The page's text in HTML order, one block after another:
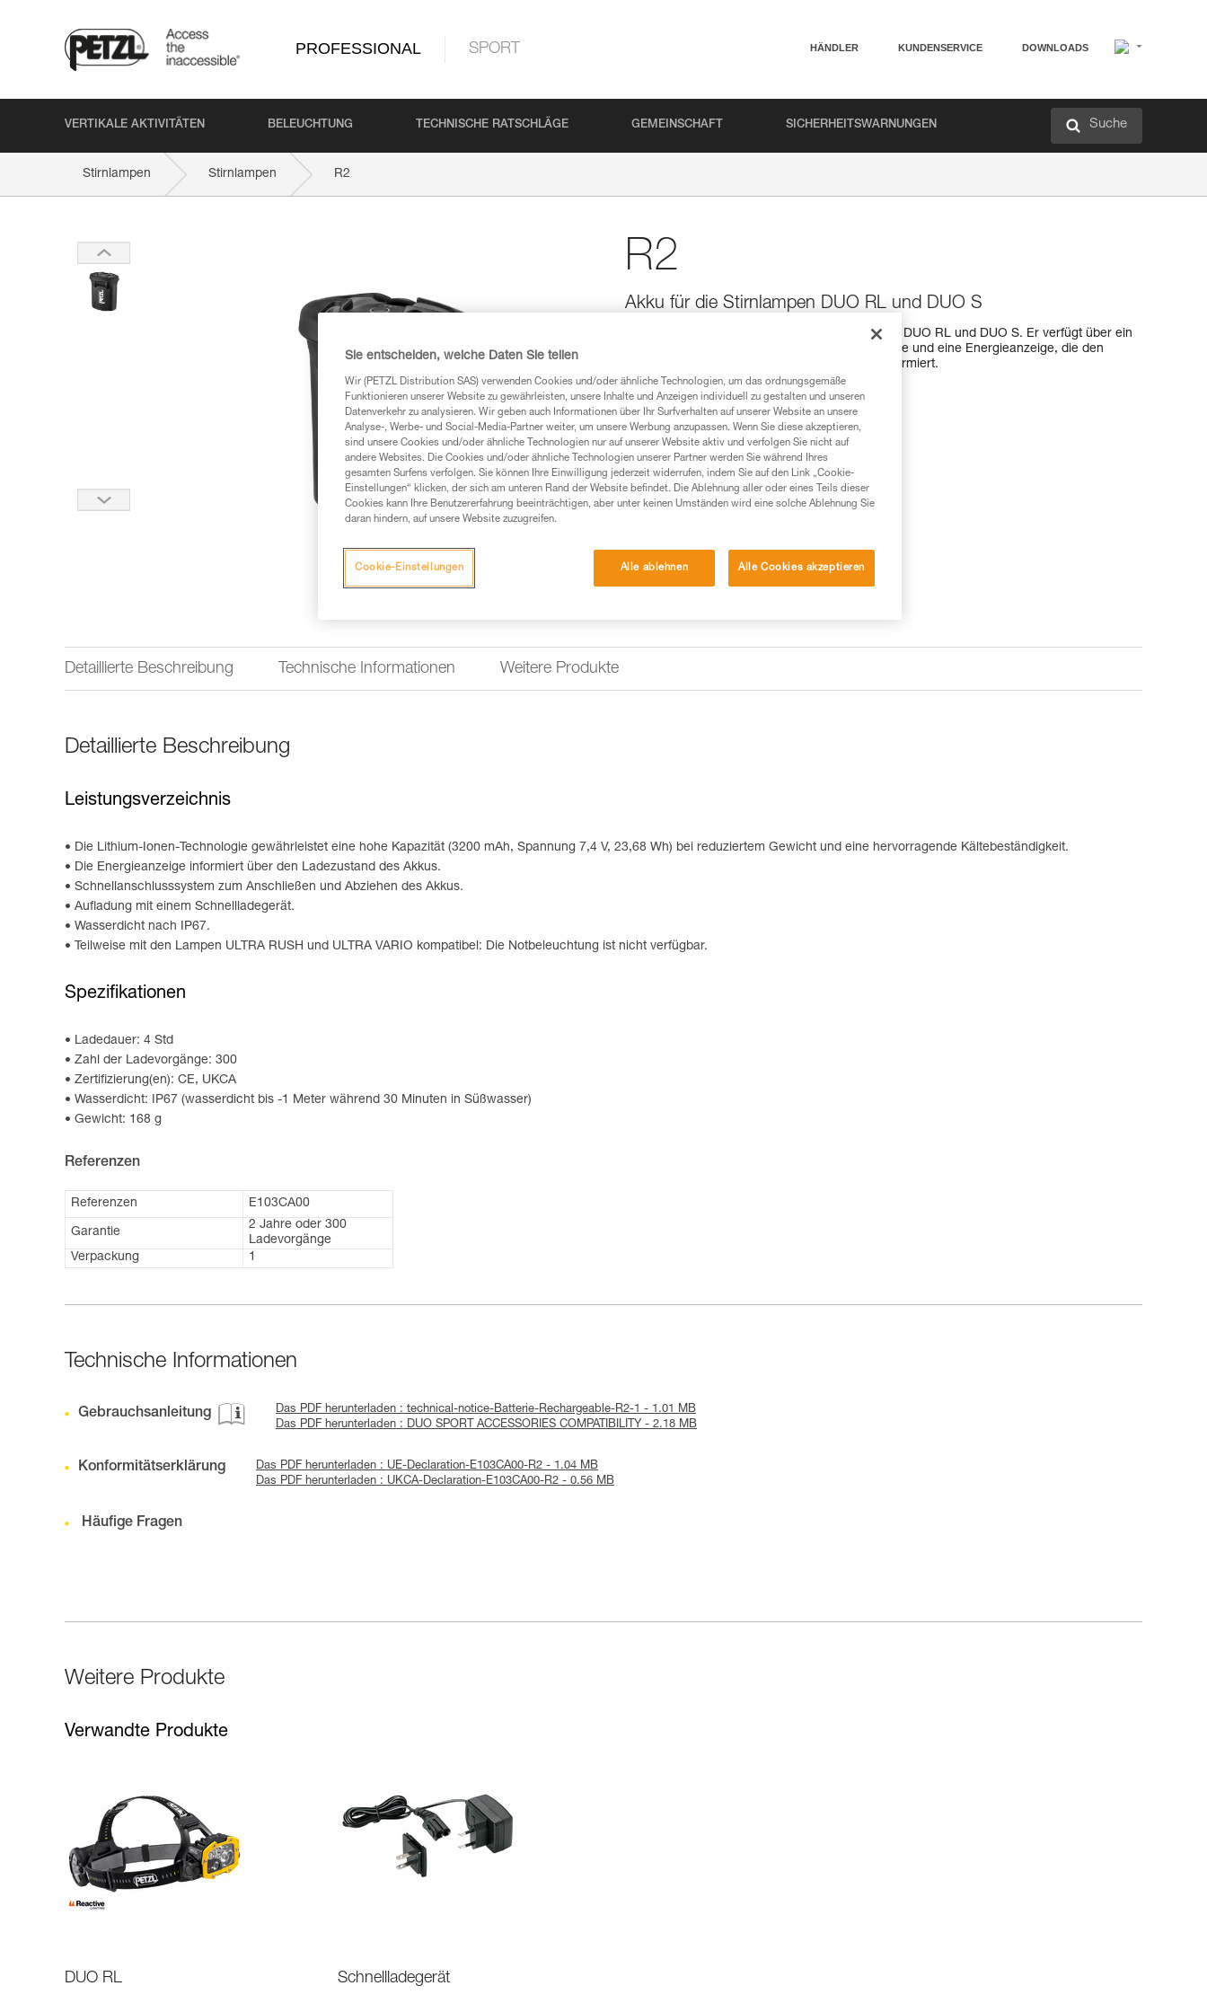
PROFESSIONAL SPORT HÄNDLER KUNDENSERVICE DOWNLOADS
VERTIKALE AKTIVITÄTEN BELEUCHTUNG TECHNISCHE RATSCHLÄGE GEMEINSCHAFT SICHERHEITSWARNUNGEN Suche
Stirnlampen Stirnlampen R2
R2
Akku für die Stirnlampen DUO RL und DUO S
Robuster Hochleistungsakku für die Stirnlampen DUO RL und DUO S. Er verfügt über ein
System zum schnellen Anschließen an die Lampe und eine Energieanzeige, die den
Anwender über den Ladezustand des Akkus informiert.
Einen Händler finden
Detaillierte Beschreibung Technische Informationen Weitere Produkte
Detaillierte Beschreibung
Leistungsverzeichnis
Die Lithium-Ionen-Technologie gewährleistet eine hohe Kapazität (3200 mAh, Spannung 7,4 V, 23,68 Wh) bei reduziertem Gewicht und eine hervorragende Kältebeständigkeit.
Die Energieanzeige informiert über den Ladezustand des Akkus.
Schnellanschlusssystem zum Anschließen und Abziehen des Akkus.
Aufladung mit einem Schnellladegerät.
Wasserdicht nach IP67.
Teilweise mit den Lampen ULTRA RUSH und ULTRA VARIO kompatibel: Die Notbeleuchtung ist nicht verfügbar.
Spezifikationen
Ladedauer: 4 Std
Zahl der Ladevorgänge: 300
Zertifizierung(en): CE, UKCA
Wasserdicht: IP67 (wasserdicht bis -1 Meter während 30 Minuten in Süßwasser)
Gewicht: 168 g
Referenzen
Referenzen E103CA00
Garantie
2 Jahre oder 300
Ladevorgänge
Verpackung
1
Technische Informationen
Gebrauchsanleitung
Das PDF herunterladen : technical-notice-Batterie-Rechargeable-R2-1 - 1.01 MB
Das PDF herunterladen : DUO SPORT ACCESSORIES COMPATIBILITY - 2.18 MB
Konformitätserklärung
Das PDF herunterladen : UE-Declaration-E103CA00-R2 - 1.04 MB
Das PDF herunterladen : UKCA-Declaration-E103CA00-R2 - 0.56 MB
Häufige Fragen
Weitere Produkte
Verwandte Produkte
DUO RL Schnellladegerät
Sie entscheiden, welche Daten Sie teilen
Wir (PETZL Distribution SAS) verwenden Cookies und/oder ähnliche Technologien, um das ordnungsgemäße
Funktionieren unserer Website zu gewährleisten, unsere Inhalte und Anzeigen individuell zu gestalten und unseren
Datenverkehr zu analysieren. Wir geben auch Informationen über Ihr Surfverhalten auf unserer Website an unsere
Analyse-, Werbe- und Social-Media-Partner weiter, um unsere Werbung anzupassen. Wenn Sie diese akzeptieren,
sind unsere Cookies und/oder ähnliche Technologien nur auf unserer Website aktiv und verfolgen Sie nicht auf
andere Websites. Die Cookies und/oder ähnliche Technologien unserer Partner werden Sie während Ihres
gesamten Surfens verfolgen. Sie können Ihre Einwilligung jederzeit widerrufen, indem Sie auf den Link „Cookie-
Einstellungen“ klicken, der sich am unteren Rand der Website befindet. Die Ablehnung aller oder eines Teils dieser
Cookies kann Ihre Benutzererfahrung beeinträchtigen, aber unter keinen Umständen wird eine solche Ablehnung Sie
daran hindern, auf unsere Website zuzugreifen.
Alle ablehnen Alle Cookies akzeptieren
Cookie-Einstellungen